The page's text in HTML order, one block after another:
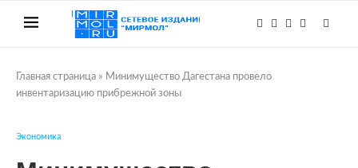
Главная страница » Минимущество Дагестана провело
инвентаризацию прибрежной зоны
Экономика